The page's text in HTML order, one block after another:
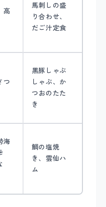
高
馬刺しの盛
り合わせ、
だご汁定食
つ
黒豚しゃぶ
しゃぶ、か
つおのたた
き
海
鯛の塩焼
き、雲仙ハ
ム